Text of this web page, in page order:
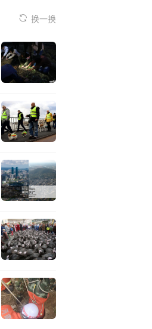
换一换